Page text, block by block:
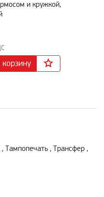
и кружкой,
корзину